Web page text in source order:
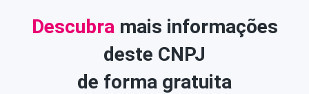
Descubramais informações
deste CNPJ
de forma gratuita